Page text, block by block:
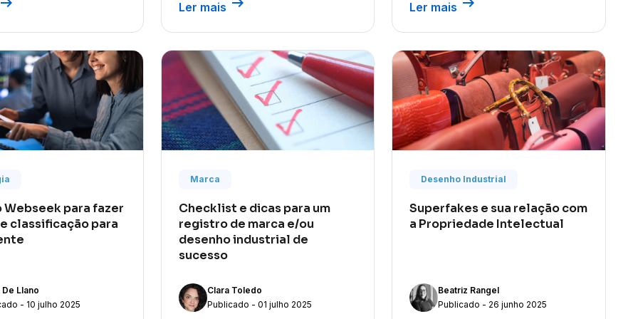
Ler mais Ler mais
Webseek para fazer
classificação para
De Llano
- 10 julho 2025
Marca
Checklist e dicas para um
registro de marca e/ou
desenho industrial de
sucesso
Clara Toledo
Publicado - 01 julho 2025
Desenho Industrial
Superfakes e sua relação com
a Propriedade Intelectual
Beatriz Rangel
Publicado - 26 junho 2025